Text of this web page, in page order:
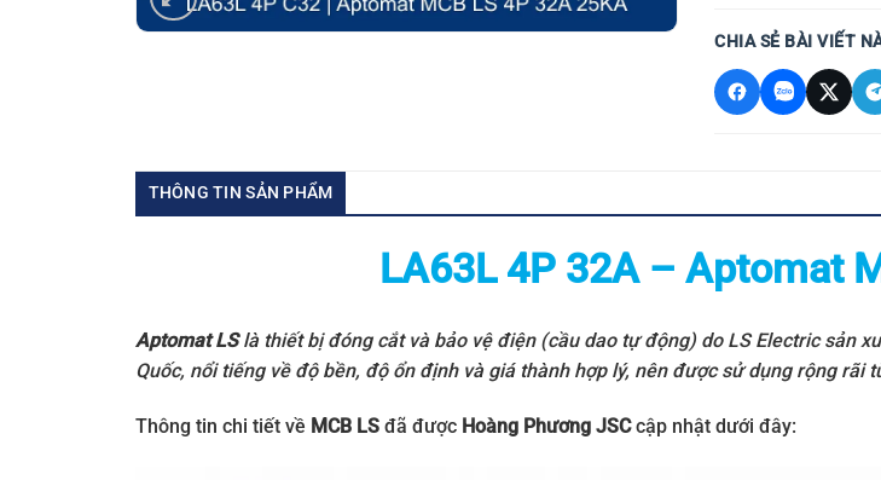
CHIA SẺ BÀI VIẾT
THÔNG TIN SẢN PHẨM
LA63L 4P 32A – Aptomat
Aptomat LSlà thiết bị đóng cắt và bảo vệ điện (cầu dao tự động) do LS Electricsản
Quốc, nổi tiếng về độ bền, độ ổn định và giá thành hợp lý, nên được sử dụng rộng rãi
Thông tin chi tiết về MCB LS đã được Hoàng Phương JSCcập nhật dưới đây: